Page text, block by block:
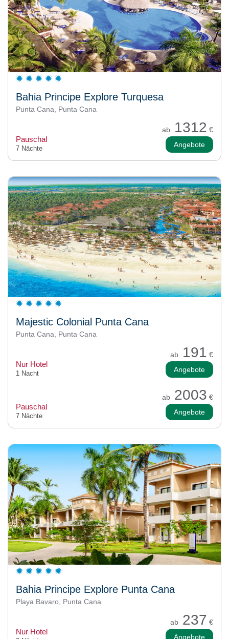
Bahia Principe Explore Turquesa
Punta Cana, Punta Cana
ab 1312 €
Pauschal
7 Nächte Angebote
Majestic Colonial Punta Cana
Punta Cana, Punta Cana
ab 191 €
Nur Hotel
1 Nacht Angebote
ab 2003 €
Pauschal
7 Nächte Angebote
Bahia Principe Explore Punta Cana
Playa Bavaro, Punta Cana
ab 237 €
Nur Hotel
Angebote